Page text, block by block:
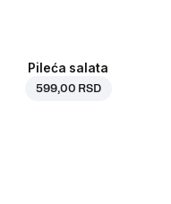
Pileća salata
599,00 RSD